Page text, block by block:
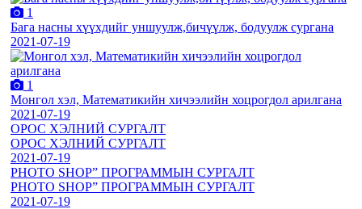
1
Бага насны хүүхдийг уншуулж,бичүүлж, бодуулж сургана
2021-07-19
1
Монгол хэл, Математикийн хичээлийн хоцрогдол арилгана
2021-07-19
ОРОС ХЭЛНИЙ СУРГАЛТ
ОРОС ХЭЛНИЙ СУРГАЛТ
2021-07-19
PHOTO SHOP” ПРОГРАММЫН СУРГАЛТ
PHOTO SHOP” ПРОГРАММЫН СУРГАЛТ
2021-07-19